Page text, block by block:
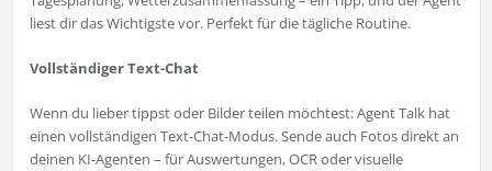
liest dir das Wichtigste vor. Perfekt für die tägliche Routine.
Vollständiger Text-Chat
Wenn du lieber tippst oder Bilder teilen möchtest: Agent Talk hat
einen vollständigen Text-Chat-Modus. Sende auch Fotos direkt an
deinen KI-Agenten – für Auswertungen, OCR oder visuelle